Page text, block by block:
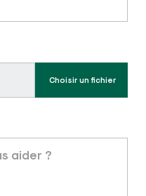
Choisir un fichier